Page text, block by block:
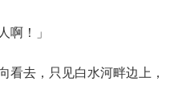
！」
去，只见白水河畔边上，